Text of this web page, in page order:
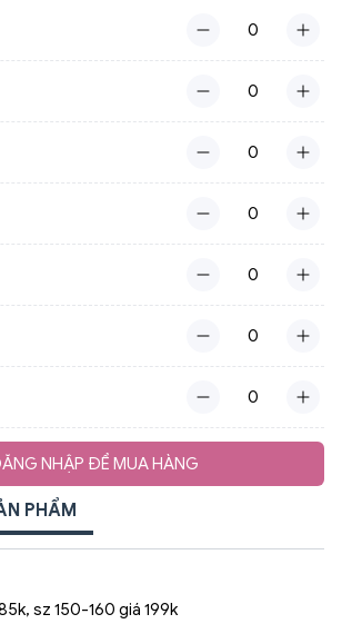
NHẬP ĐỂ MUA HÀNG
PHẨM
sz 150-160 giá 199k